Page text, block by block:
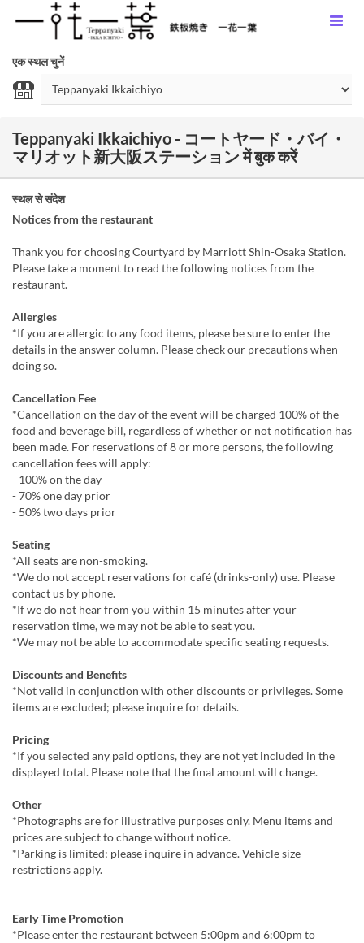
एक स्थल चुनें
Teppanyaki Ikkaichiyo - コートヤード・バイ・
マリオット新大阪ステーション में बुक करें
स्थल से संदेश
Notices from the restaurant
Thank you for choosing Courtyard by Marriott Shin-Osaka Station.
Please take a moment to read the following notices from the
restaurant.
Allergies
*If you are allergic to any food items, please be sure to enter the
details in the answer column. Please check our precautions when
doing so.
Cancellation Fee
*Cancellation on the day of the event will be charged 100% of the
food and beverage bill, regardless of whether or not notification has
been made. For reservations of 8 or more persons, the following
cancellation fees will apply:
- 100% on the day
- 70% one day prior
- 50% two days prior
Seating
*All seats are non-smoking.
*We do not accept reservations for café (drinks-only) use. Please
contact us by phone.
*If we do not hear from you within 15 minutes after your
reservation time, we may not be able to seat you.
*We may not be able to accommodate specific seating requests.
Discounts and Benefits
*Not valid in conjunction with other discounts or privileges. Some
items are excluded; please inquire for details.
Pricing
*If you selected any paid options, they are not yet included in the
displayed total. Please note that the final amount will change.
Other
*Photographs are for illustrative purposes only. Menu items and
prices are subject to change without notice.
*Parking is limited; please inquire in advance. Vehicle size
restrictions apply.
Early Time Promotion
*Please enter the restaurant between 5:00pm and 6:00pm to